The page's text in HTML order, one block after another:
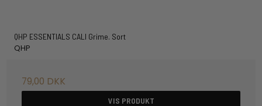
QHP ESSENTIALS CALI Grime. Sort
QHP
79,00 DKK
VIS PRODUKT